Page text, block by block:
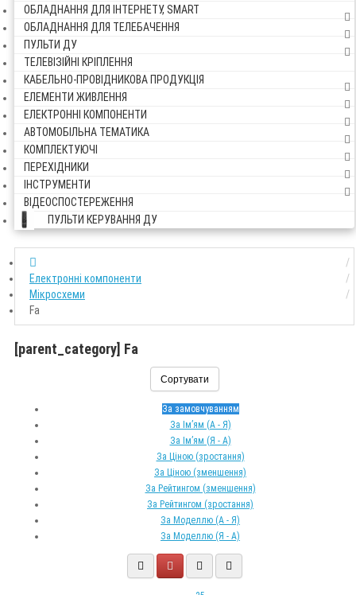
ОБЛАДНАННЯ ДЛЯ ІНТЕРНЕТУ, SMART
ОБЛАДНАННЯ ДЛЯ ТЕЛЕБАЧЕННЯ
ПУЛЬТИ ДУ
ТЕЛЕВІЗІЙНІ КРІПЛЕННЯ
КАБЕЛЬНО-ПРОВІДНИКОВА ПРОДУКЦІЯ
ЕЛЕМЕНТИ ЖИВЛЕННЯ
ЕЛЕКТРОННІ КОМПОНЕНТИ
АВТОМОБІЛЬНА ТЕМАТИКА
КОМПЛЕКТУЮЧІ
ПЕРЕХІДНИКИ
ІНСТРУМЕНТИ
ВІДЕОСПОСТЕРЕЖЕННЯ
ПУЛЬТИ КЕРУВАННЯ ДУ
Електронні компоненти
Мікросхеми
Fa
[parent_category] Fa
Сортувати
За замовчуванням
За Ім’ям (A - Я)
За Ім’ям (Я - A)
За Ціною (зростання)
За Ціною (зменшення)
За Рейтингом (зменшення)
За Рейтингом (зростання)
За Моделлю (A - Я)
За Моделлю (Я - A)